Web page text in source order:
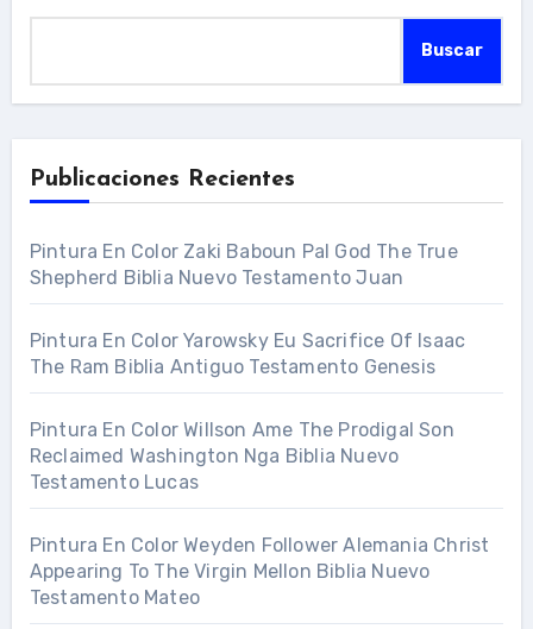
Buscar
Publicaciones Recientes
Pintura En Color Zaki Baboun Pal God The True
Shepherd Biblia Nuevo Testamento Juan
Pintura En Color Yarowsky Eu Sacrifice Of Isaac
The Ram Biblia Antiguo Testamento Genesis
Pintura En Color Willson Ame The Prodigal Son
Reclaimed Washington Nga Biblia Nuevo
Testamento Lucas
Pintura En Color Weyden Follower Alemania Christ
Appearing To The Virgin Mellon Biblia Nuevo
Testamento Mateo